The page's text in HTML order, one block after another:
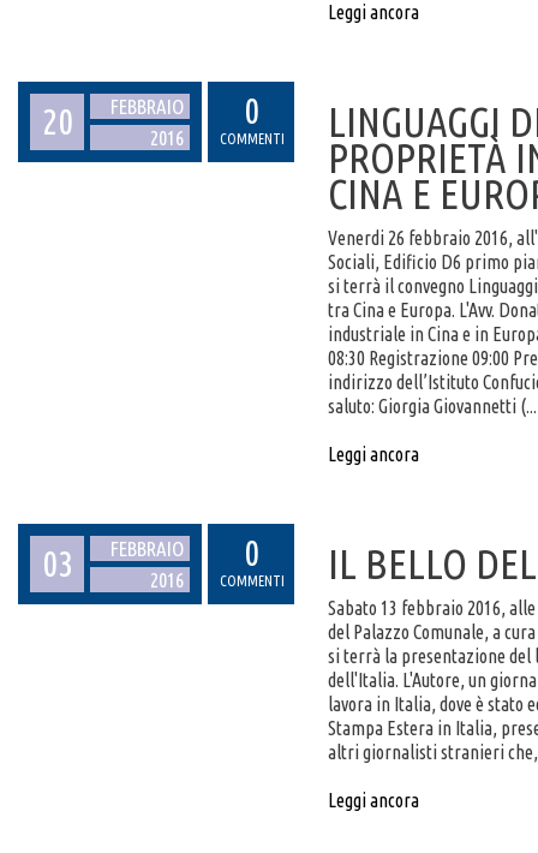
Leggi ancora
20
FEBBRAIO
2016
0
COMMENTI LINGUAGGI
PROPRIETÀ
CINA E
Venerdi 26 febbraio 2016,
Sociali, Edificio D6 primo
si terrà il convegno
tra Cina e Europa. L'Avv.
industriale in Cina e in
08:30 Registrazione 09:00
indirizzo dell’Istituto
saluto: Giorgia Giovannetti (...
Leggi ancora
03
FEBBRAIO
2016
0
COMMENTI IL BELLO
Sabato 13 febbraio 2016,
del Palazzo Comunale, a
si terrà la presentazione
dell'Italia. L'Autore, un
lavora in Italia, dove è stato
Stampa Estera in Italia,
altri giornalisti stranieri
Leggi ancora